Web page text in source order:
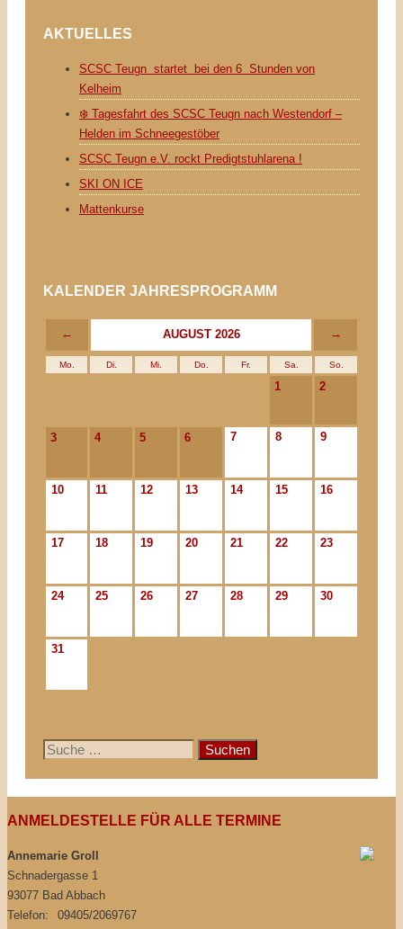
AKTUELLES
SCSC Teugn startet bei den 6 Stunden von
Kelheim
❄️ Tagesfahrt des SCSC Teugn nach Westendorf –
Helden im Schneegestöber
SCSC Teugn e.V. rockt Predigtstuhlarena !
SKI ON ICE
Mattenkurse
KALENDER JAHRESPROGRAMM
← AUGUST 2026 →
Mo. Di. Mi. Do. Fr. Sa. So.
1 2
3 4 5 6 7 8 9
10 11 12 13 14 15 16
17 18 19 20 21 22 23
24 25 26 27 28 29 30
31
Suche
ANMELDESTELLE FÜR ALLE TERMINE
Annemarie Groll
Schnadergasse 1
93077 Bad Abbach
Telefon:
09405/2069767